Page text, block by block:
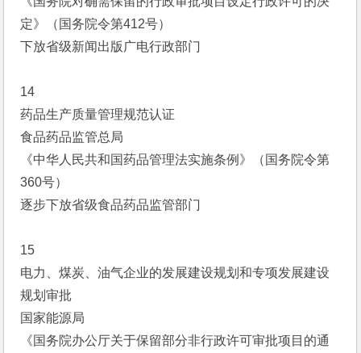
定》（国务院令第412号）
下放省级新闻出版广电行政部门
14
药品生产质量管理规范认证
食品药品监管总局
《中华人民共和国药品管理法实施条例》（国务院令第
360号）
逐步下放省级食品药品监管部门
15
电力、煤炭、油气企业的发展建设规划和专项发展建设
规划审批
国家能源局
《国务院办公厅关于保留部分非行政许可审批项目的通